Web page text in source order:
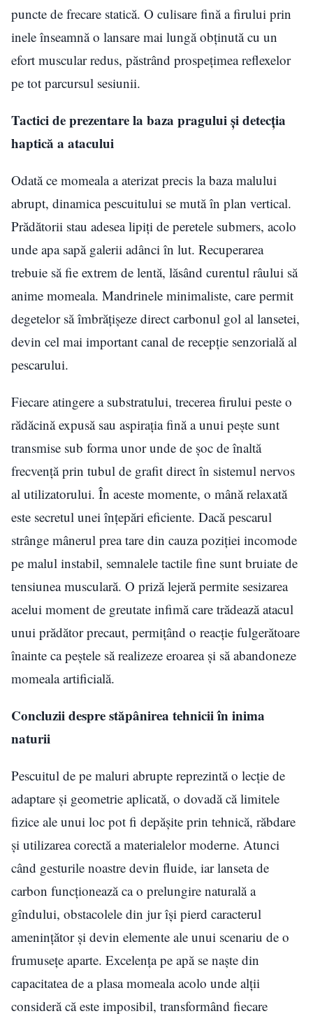
puncte de frecare statică. O culisare fină a firului prin
inele înseamnă o lansare mai lungă obținută cu un
efort muscular redus, păstrând prospețimea reflexelor
pe tot parcursul sesiunii.
Tactici de prezentare la baza pragului și detecția
haptică a atacului
Odată ce momeala a aterizat precis la baza malului
abrupt, dinamica pescuitului se mută în plan vertical.
Prădătorii stau adesea lipiți de peretele submers, acolo
unde apa sapă galerii adânci în lut. Recuperarea
trebuie să fie extrem de lentă, lăsând curentul râului să
anime momeala. Mandrinele minimaliste, care permit
degetelor să îmbrățișeze direct carbonul gol al lansetei,
devin cel mai important canal de recepție senzorială al
pescarului.
Fiecare atingere a substratului, trecerea firului peste o
rădăcină expusă sau aspirația fină a unui pește sunt
transmise sub forma unor unde de șoc de înaltă
frecvență prin tubul de grafit direct în sistemul nervos
al utilizatorului. În aceste momente, o mână relaxată
este secretul unei înțepări eficiente. Dacă pescarul
strânge mânerul prea tare din cauza poziției incomode
pe malul instabil, semnalele tactile fine sunt bruiate de
tensiunea musculară. O priză lejeră permite sesizarea
acelui moment de greutate infimă care trădează atacul
unui prădător precaut, permițând o reacție fulgerătoare
înainte ca peștele să realizeze eroarea și să abandoneze
momeala artificială.
Concluzii despre stăpânirea tehnicii în inima
naturii
Pescuitul de pe maluri abrupte reprezintă o lecție de
adaptare și geometrie aplicată, o dovadă că limitele
fizice ale unui loc pot fi depășite prin tehnică, răbdare
și utilizarea corectă a materialelor moderne. Atunci
când gesturile noastre devin fluide, iar lanseta de
carbon funcționează ca o prelungire naturală a
gîndului, obstacolele din jur își pierd caracterul
amenințător și devin elemente ale unui scenariu de o
frumusețe aparte. Excelența pe apă se naște din
capacitatea de a plasa momeala acolo unde alții
consideră că este imposibil, transformând fiecare